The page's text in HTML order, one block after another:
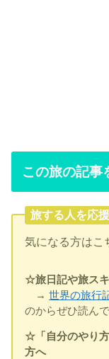
この旅の記事
旅する人を応
気になる方はこ
☆旅日記や旅ス
→世界の旅行
のからぜひ読ん
☆「自分のやり
方へ